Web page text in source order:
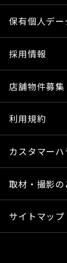
保有個人デ
採用情報
店舗物件募集
利用規約
カスタマー
取材・撮影の
サイトマップ